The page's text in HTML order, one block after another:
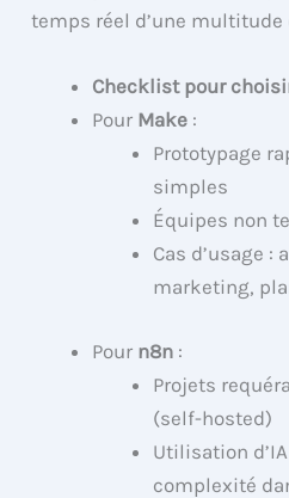
temps réel d’une multitude
Checklist pour
Pour Make :
Prototypage
simples
Équipes non
Cas d’usage
marketing,
Pour n8n :
Projets
(self-hosted)
Utilisation
complexité